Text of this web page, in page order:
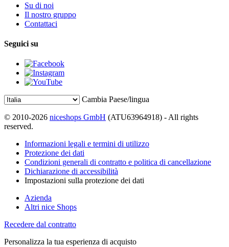
Su di noi
Il nostro gruppo
Contattaci
Seguici su
Cambia Paese/lingua
© 2010-2026 niceshops GmbH (ATU63964918) - All rights
reserved.
Informazioni legali e termini di utilizzo
Protezione dei dati
Condizioni generali di contratto e politica di cancellazione
Dichiarazione di accessibilità
Impostazioni sulla protezione dei dati
Azienda
Altri nice Shops
Recedere dal contratto
Personalizza la tua esperienza di acquisto